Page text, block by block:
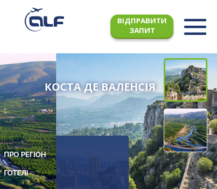
ВІДПРАВИТИ
ЗАПИТ
КОСТА ДЕ ВАЛЕНСІЯ
ПРО РЕГІОН